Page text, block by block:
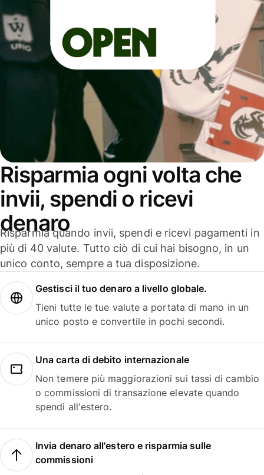
Risparmia ogni volta che
invii, spendi o ricevi
denaro
Risparmia quando invii, spendi e ricevi pagamenti in
più di 40 valute. Tutto ciò di cui hai bisogno, in un
unico conto, sempre a tua disposizione.
Gestisci il tuo denaro a livello globale.
Tieni tutte le tue valute a portata di mano in un
unico posto e convertile in pochi secondi.
Una carta di debito internazionale
Non temere più maggiorazioni sui tassi di cambio
o commissioni di transazione elevate quando
spendi all'estero.
Invia denaro all'estero e risparmia sulle
commissioni